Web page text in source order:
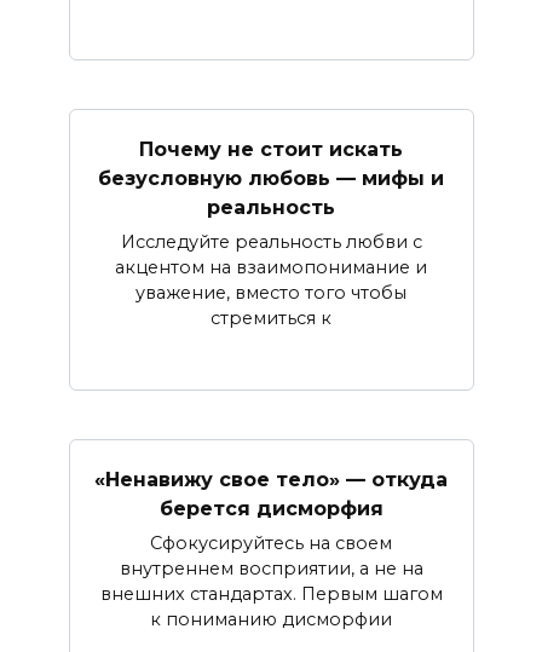
Почему не стоит искать
безусловную любовь — мифы и
реальность
Исследуйте реальность любви с
акцентом на взаимопонимание и
уважение, вместо того чтобы
стремиться к
«Ненавижу свое тело» — откуда
берется дисморфия
Сфокусируйтесь на своем
внутреннем восприятии, а не на
внешних стандартах. Первым шагом
к пониманию дисморфии